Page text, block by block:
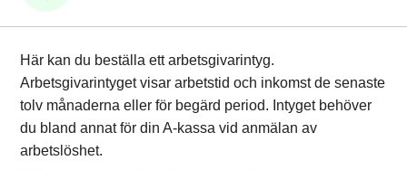
Här kan du beställa ett arbetsgivarintyg.
Arbetsgivarintyget visar arbetstid och inkomst de senaste
tolv månaderna eller för begärd period. Intyget behöver
du bland annat för din A-kassa vid anmälan av
arbetslöshet.